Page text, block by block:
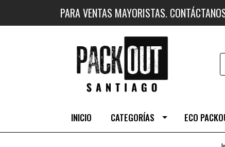
PARA VENTAS MAYORISTAS.
INICIO CATEGORÍAS ECO